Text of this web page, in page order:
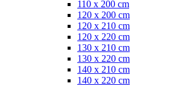
110 x 200 cm
120 x 200 cm
120 x 210 cm
120 x 220 cm
130 x 210 cm
130 x 220 cm
140 x 210 cm
140 x 220 cm